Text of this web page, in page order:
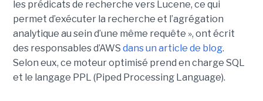
les prédicats de recherche vers Lucene, ce qui
permet d’exécuter la recherche et l’agrégation
analytique au sein d’une même requête », ont écrit
des responsables d’AWS dans un article de blog.
Selon eux, ce moteur optimisé prend en charge SQL
et le langage PPL (Piped Processing Language).